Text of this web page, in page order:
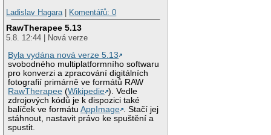
Ladislav Hagara
Komentářů: 0
RawTherapee 5.13
5.8. 12:44 | Nová verze
Byla vydána nová verze 5.13
svobodného multiplatformního softwaru
pro konverzi a zpracování digitálních
fotografií primárně ve formátů RAW
RawTherapee (Wikipedie ). Vedle
zdrojových kódů je k dispozici také
balíček ve formátuAppImage . Stačí jej
stáhnout, nastavit právo ke spuštění a
spustit.